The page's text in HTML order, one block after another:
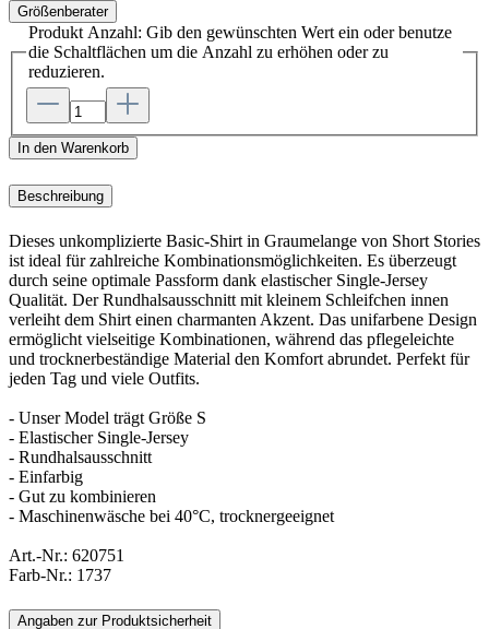
Größenberater
Produkt Anzahl: Gib den gewünschten Wert ein oder benutze
die Schaltflächen um die Anzahl zu erhöhen oder zu
reduzieren.
In den Warenkorb
Beschreibung
Dieses unkomplizierte Basic-Shirt in Graumelange von Short Stories
ist ideal für zahlreiche Kombinationsmöglichkeiten. Es überzeugt
durch seine optimale Passform dank elastischer Single-Jersey
Qualität. Der Rundhalsausschnitt mit kleinem Schleifchen innen
verleiht dem Shirt einen charmanten Akzent. Das unifarbene Design
ermöglicht vielseitige Kombinationen, während das pflegeleichte
und trocknerbeständige Material den Komfort abrundet. Perfekt für
jeden Tag und viele Outfits.
- Unser Model trägt Größe S
- Elastischer Single-Jersey
- Rundhalsausschnitt
- Einfarbig
- Gut zu kombinieren
- Maschinenwäsche bei 40°C, trocknergeeignet
Art.-Nr.: 620751
Farb-Nr.: 1737
Angaben zur Produktsicherheit